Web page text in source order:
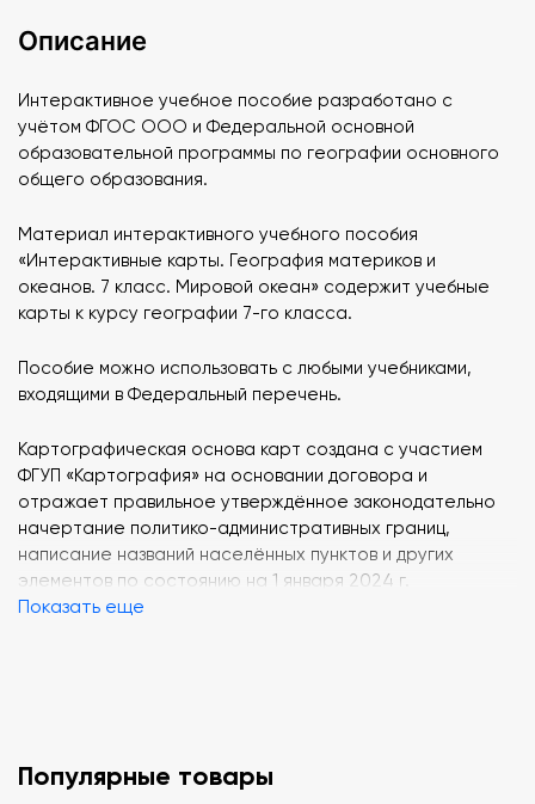
Описание
Интерактивное учебное пособие разработано с
учётом ФГОС ООО и Федеральной основной
образовательной программы по географии основного
общего образования.
Материал интерактивного учебного пособия
«Интерактивные карты. География материков и
океанов. 7 класс. Мировой океан» содержит учебные
карты к курсу географии 7-го класса.
Пособие можно использовать с любыми учебниками,
входящими в Федеральный перечень.
Картографическая основа карт создана с участием
ФГУП «Картография» на основании договора и
отражает правильное утверждённое законодательно
начертание политико-административных границ,
написание названий населённых пунктов и других
элементов по состоянию на 1 января 2024 г.
отключение элементов карты (разгрузка содержания);
демонстрация интерактивных объектов (слайдов);
Показать еще
Популярные товары